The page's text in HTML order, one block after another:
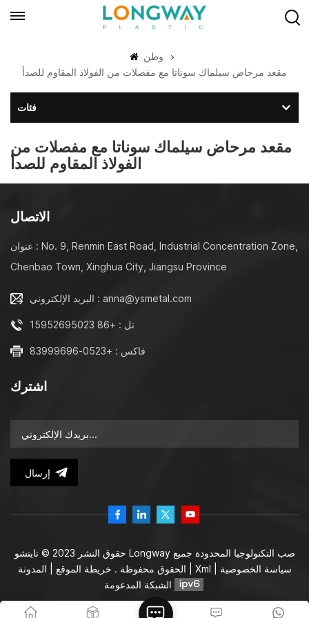
وطن
مقعد مرحاض سيلماك سوناتا مع مفصلات من الفولاذ المقاوم للصدأ
فئات
مقعد مرحاض سيلماك سوناتا مع مفصلات من
الفولاذ المقاوم للصدأ
الاتصال
عنوان : No. 9, Renmin East Road, Industrial Concentration Zone,
Chenbao Town, Xinghua City, Jiangsu Province
البريد الإلكتروني : anna@ysmetal.com
تل : +86 15952695023
فاكس : +0523-83999696
اشترك
إرسال
حقوق النشر 2023 © تايتشو Longway صب التكنولوجيا المحدودة جميع
الحقوق محفوظة . خريطة الموقع Xml
سياسة الخصوصية
الشبكة المدعومة